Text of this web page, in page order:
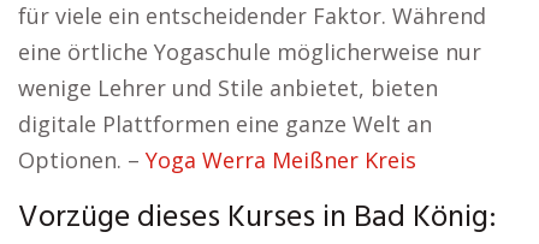
für viele ein entscheidender Faktor. Während
eine örtliche Yogaschule möglicherweise nur
wenige Lehrer und Stile anbietet, bieten
digitale Plattformen eine ganze Welt an
Optionen. – Yoga Werra Meißner Kreis
Vorzüge dieses Kurses in Bad König: